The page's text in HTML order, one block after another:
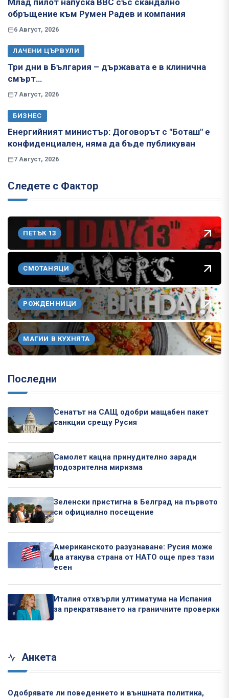
Млад пилот напуска ВВС със скандално
обръщение към Румен Радев и компания
6 Август, 2026
ЛАЧЕНИ ЦЪРВУЛИ
Три дни в България – държавата е в клинична
смърт…
7 Август, 2026
БИЗНЕС
Енергийният министър: Договорът с "Боташ" е
конфиденциален, няма да бъде публикуван
7 Август, 2026
Следете с Фактор
ПЕТЪК 13
СМОТАНЯЦИ
РОЖДЕННИЦИ
МАГИИ В КУХНЯТА
Последни
Сенатът на САЩ одобри мащабен пакет
санкции срещу Русия
Самолет кацна принудително заради
подозрителна миризма
Зеленски пристигна в Белград на първото
си официално посещение
Американското разузнаване: Русия може
да атакува страна от НАТО още през тази
есен
Италия отхвърли ултиматума на Испания
за прекратяването на граничните проверки
Анкета
Одобрявате ли поведението и външната политика,